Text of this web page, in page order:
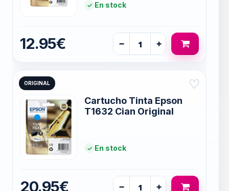
En stock
12.95€ − +
ORIGINAL ♡
Cartucho Tinta Epson
T1632 Cian Original
En stock
20.95€ − +